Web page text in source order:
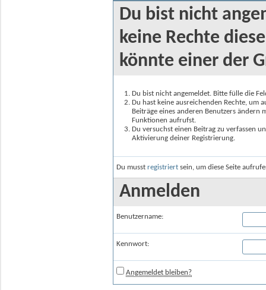
Du bist nicht
keine Rechte
könnte einer der
Du bist nicht angemeldet. Bitte fülle die
Du hast keine ausreichenden Rechte, um
Beiträge eines anderen Benutzers
Funktionen aufrufst.
Du versuchst einen Beitrag zu verfassen
Aktivierung deiner Registrierung.
Du musst registriert sein, um diese Seite
Anmelden
Benutzername:
Kennwort:
Angemeldet bleiben?